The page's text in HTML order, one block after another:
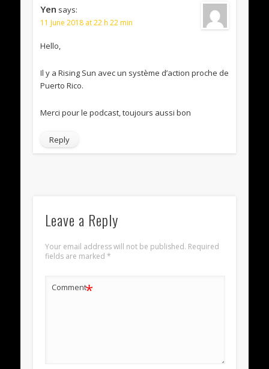
Yen says:
11 June 2018 at 22 h 22 min
Hello,
Il y a Rising Sun avec un système d’action proche de
Puerto Rico.
Merci pour le podcast, toujours aussi bon
Reply
Leave a Reply
Your email address will not be published. Required
fields are marked *
Comment*